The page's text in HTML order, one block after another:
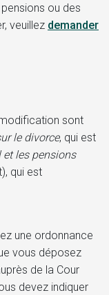
ou des
veuillez demander
sont
le divorce, qui est
les pensions
qui est
une ordonnance
vous déposez
de la Cour
devez indiquer